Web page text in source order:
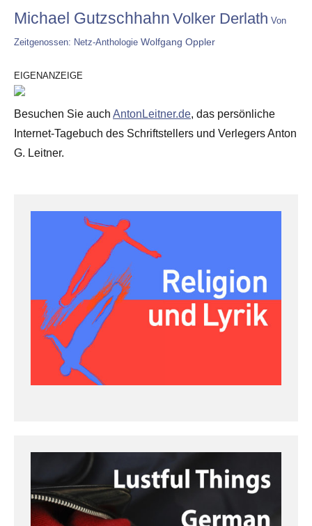
Michael Gutzschhahn Volker Derlath Von
Zeitgenossen: Netz-Anthologie Wolfgang Oppler
EIGENANZEIGE
Besuchen Sie auch AntonLeitner.de, das persönliche
Internet-Tagebuch des Schriftstellers und Verlegers Anton
G. Leitner.